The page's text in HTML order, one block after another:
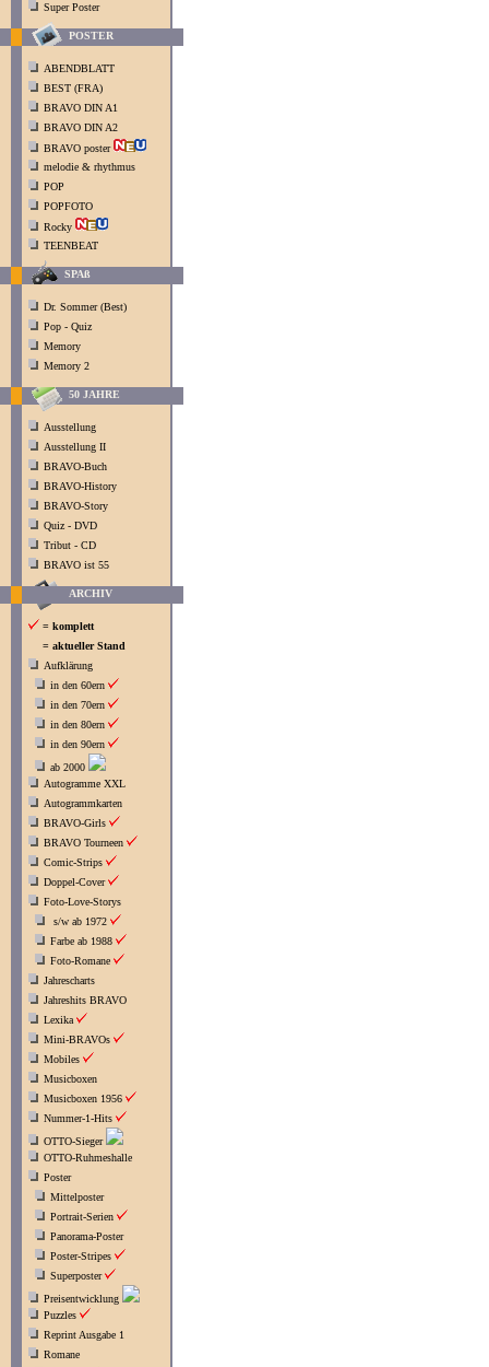
Super Poster
POSTER
ABENDBLATT
BEST (FRA)
BRAVO DIN A1
BRAVO DIN A2
BRAVO poster
melodie & rhythmus
POP
POPFOTO
Rocky
TEENBEAT
SPAß
Dr. Sommer (Best)
Pop - Quiz
Memory
Memory 2
50 JAHRE
Ausstellung
Ausstellung II
BRAVO-Buch
BRAVO-History
BRAVO-Story
Quiz - DVD
Tribut - CD
BRAVO ist 55
ARCHIV
= komplett
= aktueller Stand
Aufklärung
in den 60ern
in den 70ern
in den 80ern
in den 90ern
ab 2000
Autogramme XXL
Autogrammkarten
BRAVO-Girls
BRAVO Tourneen
Comic-Strips
Doppel-Cover
Foto-Love-Storys
s/w ab 1972
Farbe ab 1988
Foto-Romane
Jahrescharts
Jahreshits BRAVO
Lexika
Mini-BRAVOs
Mobiles
Musicboxen
Musicboxen 1956
Nummer-1-Hits
OTTO-Sieger
OTTO-Ruhmeshalle
Poster
Mittelposter
Portrait-Serien
Panorama-Poster
Poster-Stripes
Superposter
Preisentwicklung
Puzzles
Reprint Ausgabe 1
Romane